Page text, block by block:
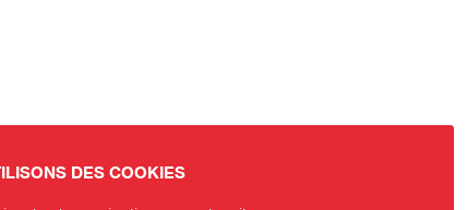
DES COOKIES